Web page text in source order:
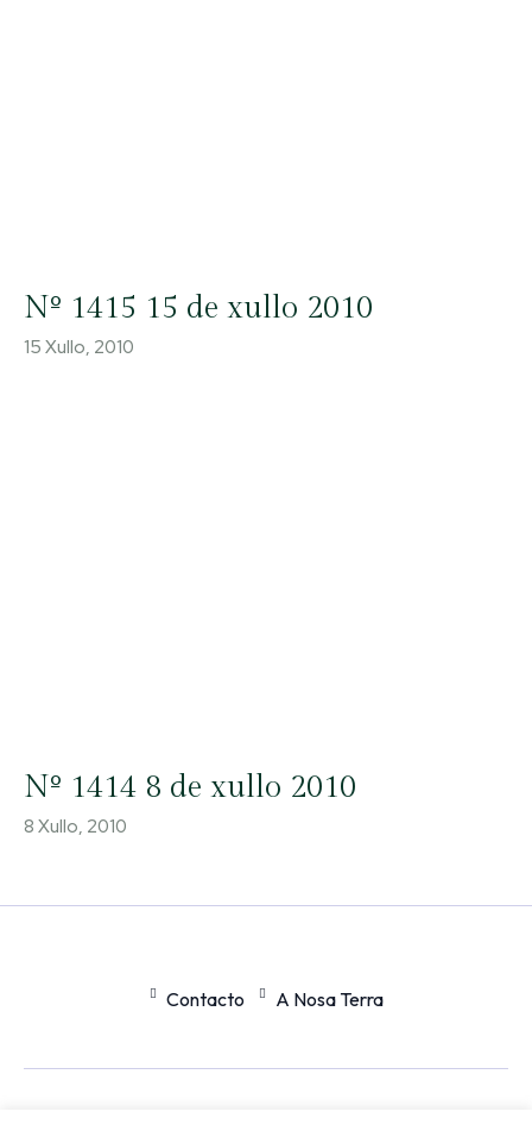
Nº 1415 15 de xullo 2010
15 Xullo, 2010
Nº 1414 8 de xullo 2010
8 Xullo, 2010
Contacto A Nosa Terra